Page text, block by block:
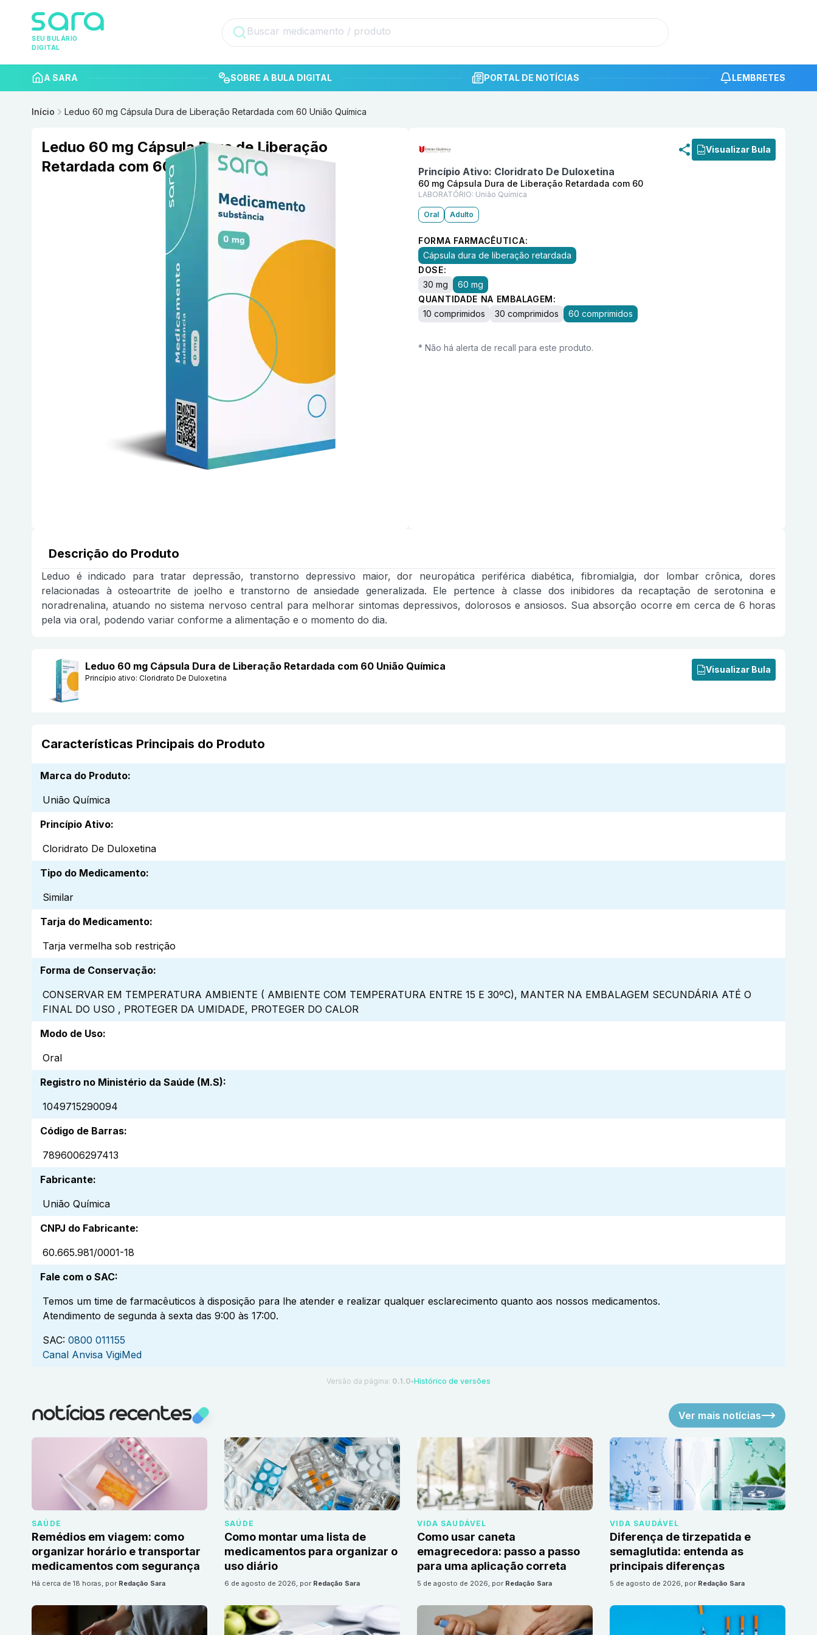
SEU BULÁRIO
DIGITAL
A SARA SOBRE A BULA DIGITAL PORTAL DE NOTÍCIAS LEMBRETES
Início Leduo 60 mg Cápsula Dura de Liberação Retardada com 60 União Química
Leduo 60 mg Cápsula Dura de Liberação
Retardada com 60 União Química
Visualizar Bula
Princípio Ativo: Cloridrato De Duloxetina
60 mg Cápsula Dura de Liberação Retardada com 60
LABORATÓRIO: União Química
Oral Adulto
FORMA FARMACÊUTICA:
Cápsula dura de liberação retardada
DOSE:
30 mg
60 mg
QUANTIDADE NA EMBALAGEM:
10 comprimidos
30 comprimidos 60 comprimidos
* Não há alerta de recall para este produto.
Descrição do Produto
Leduo é indicado para tratar depressão, transtorno depressivo maior, dor neuropática periférica diabética, fibromialgia, dor lombar crônica, dores
relacionadas à osteoartrite de joelho e transtorno de ansiedade generalizada. Ele pertence à classe dos inibidores da recaptação de serotonina e
noradrenalina, atuando no sistema nervoso central para melhorar sintomas depressivos, dolorosos e ansiosos. Sua absorção ocorre em cerca de 6 horas
pela via oral, podendo variar conforme a alimentação e o momento do dia.
Leduo 60 mg Cápsula Dura de Liberação Retardada com 60 União Química
Princípio ativo: Cloridrato De Duloxetina
Visualizar Bula
Características Principais do Produto
Marca do Produto:
União Química
Princípio Ativo:
Cloridrato De Duloxetina
Tipo do Medicamento:
Similar
Tarja do Medicamento:
Tarja vermelha sob restrição
Forma de Conservação:
CONSERVAR EM TEMPERATURA AMBIENTE ( AMBIENTE COM TEMPERATURA ENTRE 15 E 30ºC), MANTER NA EMBALAGEM SECUNDÁRIA ATÉ O
FINAL DO USO , PROTEGER DA UMIDADE, PROTEGER DO CALOR
Modo de Uso:
Oral
Registro no Ministério da Saúde (M.S):
1049715290094
Código de Barras:
7896006297413
Fabricante:
União Química
CNPJ do Fabricante:
60.665.981/0001-18
Fale com o SAC:
Temos um time de farmacêuticos à disposição para lhe atender e realizar qualquer esclarecimento quanto aos nossos medicamentos.
Atendimento de segunda à sexta das 9:00 às 17:00.
SAC: 0800 011155
Canal Anvisa VigiMed
Versão da página: 0.1.0 ●Histórico de versões
notícias recentes Ver mais notícias
SAÚDE
Remédios em viagem: como
organizar horário e transportar
medicamentos com segurança
há cerca de 18 horas, por Redação Sara
SAÚDE
Como montar uma lista de
medicamentos para organizar o
uso diário
6 de agosto de 2026, por Redação Sara
VIDA SAUDÁVEL
Como usar caneta
emagrecedora: passo a passo
para uma aplicação correta
5 de agosto de 2026, por Redação Sara
VIDA SAUDÁVEL
Diferença de tirzepatida e
semaglutida: entenda as
principais diferenças
5 de agosto de 2026, por Redação Sara